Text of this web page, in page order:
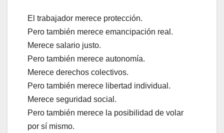
El trabajador merece protección.
Pero también merece emancipación real.
Merece salario justo.
Pero también merece autonomía.
Merece derechos colectivos.
Pero también merece libertad individual.
Merece seguridad social.
Pero también merece la posibilidad de volar
por sí mismo.